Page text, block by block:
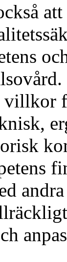
villkor